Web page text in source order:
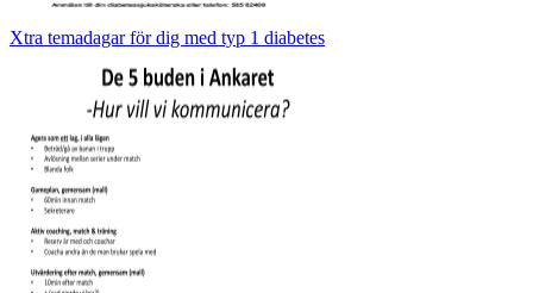
Xtra temadagar för dig med typ 1 diabetes